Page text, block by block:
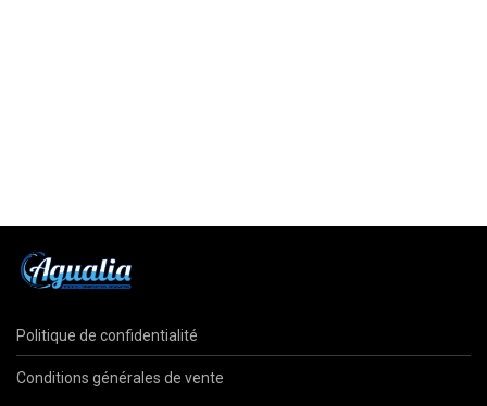
Politique de confidentialité
Conditions générales de vente